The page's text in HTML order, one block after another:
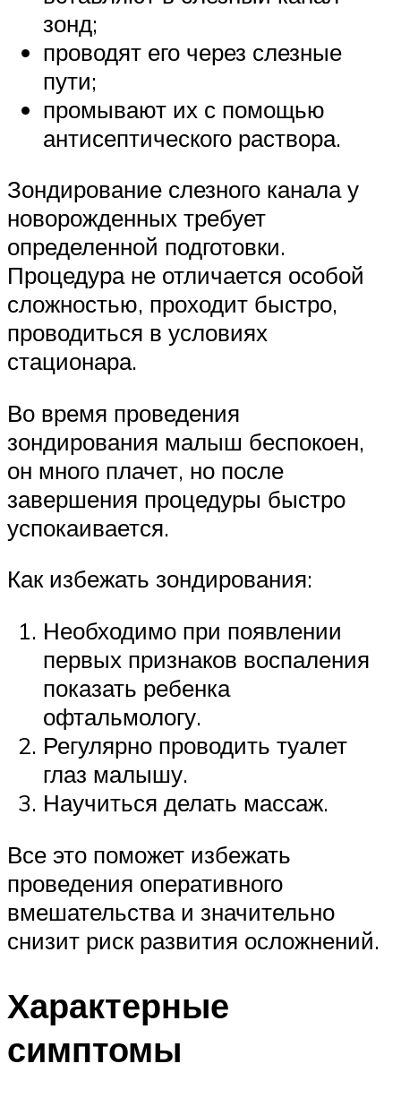
зонд;
проводят его через слезные
пути;
промывают их с помощью
антисептического раствора.
Зондирование слезного канала у
новорожденных требует
определенной подготовки.
Процедура не отличается особой
сложностью, проходит быстро,
проводиться в условиях
стационара.
Во время проведения
зондирования малыш беспокоен,
он много плачет, но после
завершения процедуры быстро
успокаивается.
Как избежать зондирования:
Необходимо при появлении
первых признаков воспаления
показать ребенка
офтальмологу.
Регулярно проводить туалет
глаз малышу.
Научиться делать массаж.
Все это поможет избежать
проведения оперативного
вмешательства и значительно
снизит риск развития осложнений.
Характерные
симптомы